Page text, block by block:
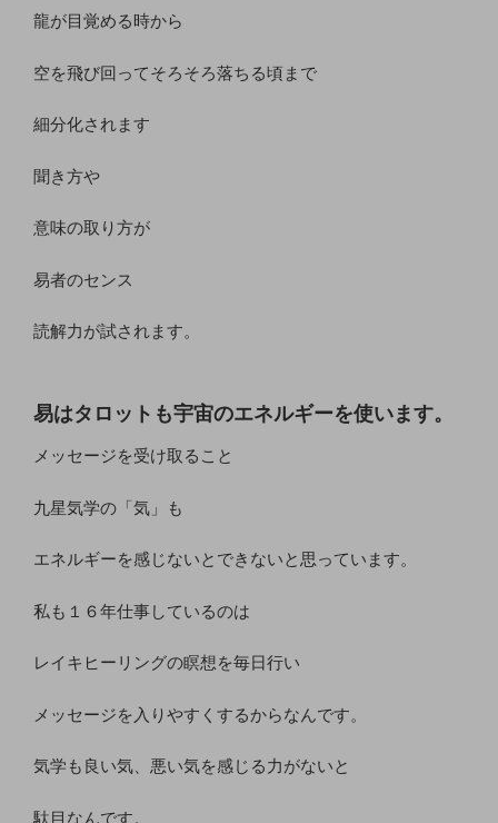
龍が目覚める時から
空を飛び回ってそろそろ落ちる頃まで
細分化されます
聞き方や
意味の取り方が
易者のセンス
読解力が試されます。
易はタロットも宇宙のエネルギーを使います。
メッセージを受け取ること
九星気学の「気」も
エネルギーを感じないとできないと思っています。
私も１６年仕事しているのは
レイキヒーリングの瞑想を毎日行い
メッセージを入りやすくするからなんです。
気学も良い気、悪い気を感じる力がないと
駄目なんです。